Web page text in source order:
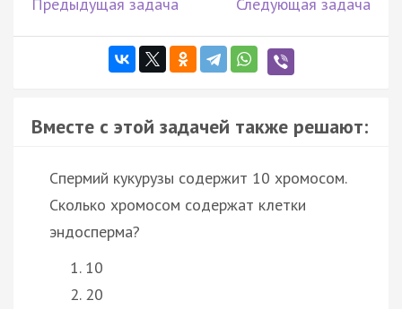
Вместе с этой задачей также решают:
Спермий кукурузы содержит 10 хромосом.
Сколько хромосом содержат клетки
эндосперма?
10
20